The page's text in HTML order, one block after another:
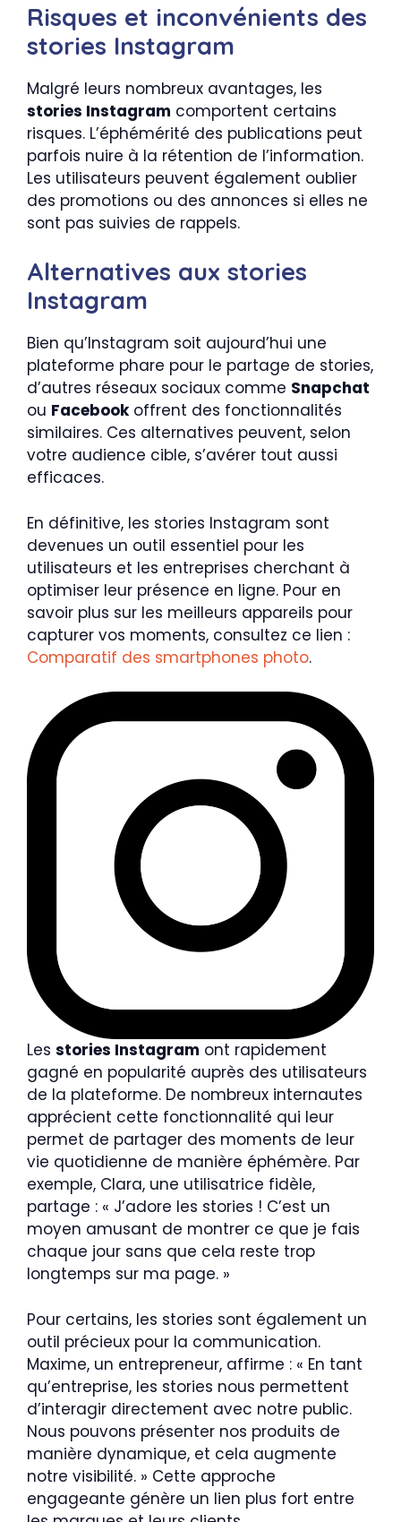
Risques et inconvénients des
stories Instagram
Malgré leurs nombreux avantages, les
stories Instagram comportent certains
risques. L’éphémérité des publications peut
parfois nuire à la rétention de l’information.
Les utilisateurs peuvent également oublier
des promotions ou des annonces si elles ne
sont pas suivies de rappels.
Alternatives aux stories
Instagram
Bien qu’Instagram soit aujourd’hui une
plateforme phare pour le partage de stories,
d’autres réseaux sociaux comme Snapchat
ou Facebookoffrent des fonctionnalités
similaires. Ces alternatives peuvent, selon
votre audience cible, s’avérer tout aussi
efficaces.
En définitive, les stories Instagram sont
devenues un outil essentiel pour les
utilisateurs et les entreprises cherchant à
optimiser leur présence en ligne. Pour en
savoir plus sur les meilleurs appareils pour
capturer vos moments, consultez ce lien :
Comparatif des smartphones photo.
Les stories Instagram ont rapidement
gagné en popularité auprès des utilisateurs
de la plateforme. De nombreux internautes
apprécient cette fonctionnalité qui leur
permet de partager des moments de leur
vie quotidienne de manière éphémère. Par
exemple, Clara, une utilisatrice fidèle,
partage : « J’adore les stories ! C’est un
moyen amusant de montrer ce que je fais
chaque jour sans que cela reste trop
longtemps sur ma page. »
Pour certains, les stories sont également un
outil précieux pour la communication.
Maxime, un entrepreneur, affirme : « En tant
qu’entreprise, les stories nous permettent
d’interagir directement avec notre public.
Nous pouvons présenter nos produits de
manière dynamique, et cela augmente
notre visibilité. » Cette approche
engageante génère un lien plus fort entre